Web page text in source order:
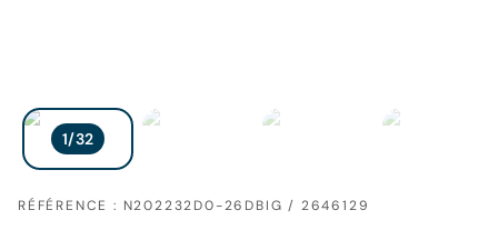
RÉFÉRENCE : N202232D0-26DBIG / 2646129